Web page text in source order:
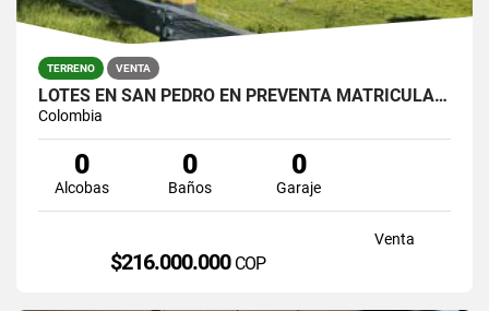
TERRENO VENTA
LOTES EN SAN PEDRO EN PREVENTA MATRICULA AL 100%
Colombia
0
Alcobas
0
Baños
0
Garaje
Venta
$216.000.000 COP